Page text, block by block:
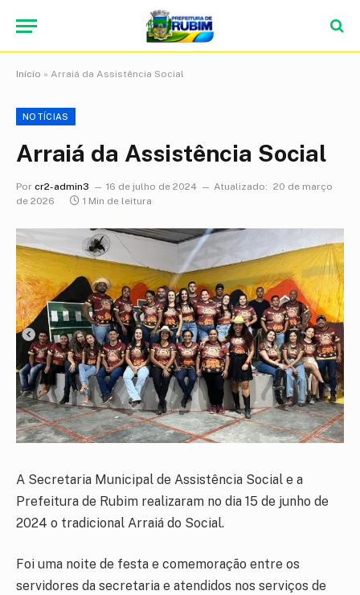
Início » Arraiá da Assistência Social
NOTÍCIAS
Arraiá da Assistência Social
Por cr2-admin3 16 de julho de 2024 Atualizado: 20 de março
de 2026
1 Min de leitura
A Secretaria Municipal de Assistência Social e a
Prefeitura de Rubim realizaram no dia 15 de junho de
2024 o tradicional Arraiá do Social.
Foi uma noite de festa e comemoração entre os
servidores da secretaria e atendidos nos serviços de